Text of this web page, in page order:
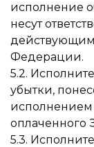
исполнение
несут
действующим
Федерации.
5.2.
убытки,
исполнением
оплаченного
5.3.